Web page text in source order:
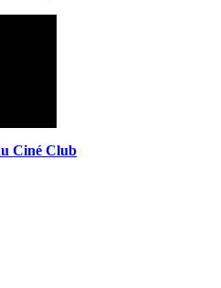
Ciné Club